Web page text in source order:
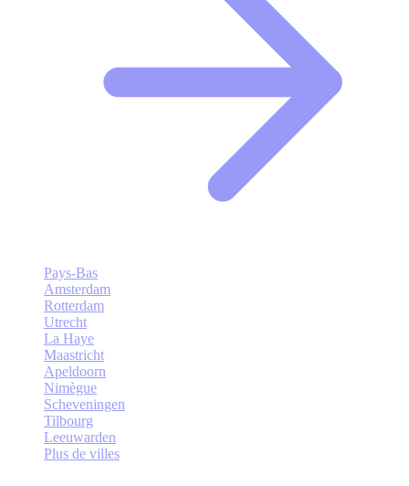
Pays-Bas
Amsterdam
Rotterdam
Utrecht
La Haye
Maastricht
Apeldoorn
Nimègue
Scheveningen
Tilbourg
Leeuwarden
Plus de villes